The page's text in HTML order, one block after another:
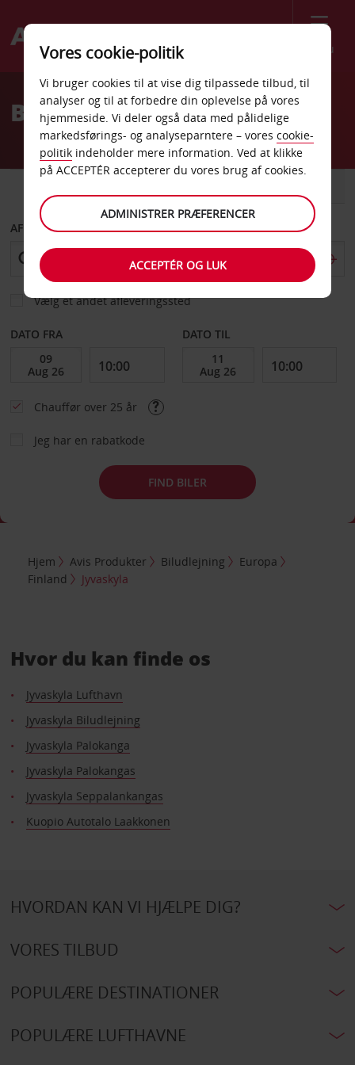
Menu
Welcome
AvisBilleje Jyvaskyla
AFHENT FRA
Vælg et andet afleveringssted
DATO FRA DATO TIL
Chauffør over 25 år
Jeg har en rabatkode
FIND BILER
Hjem Avis Produkter Biludlejning
Europa
Finland
Jyvaskyla
Hvor du kan finde os
Jyvaskyla Lufthavn
Jyvaskyla Biludlejning
Jyvaskyla Palokanga
Jyvaskyla Palokangas
Jyvaskyla Seppalankangas
Kuopio Autotalo Laakkonen
HVORDAN KAN VI HJÆLPE DIG?
VORES TILBUD
POPULÆRE DESTINATIONER
POPULÆRE LUFTHAVNE
Vores cookie-politik
Vi bruger cookies til at vise dig tilpassede tilbud, til
analyser og til at forbedre din oplevelse på vores
hjemmeside. Vi deler også data med pålidelige
markedsførings- og analyseparntere – vores cookie-
politik indeholder mere information. Ved at klikke
på ACCEPTÉR accepterer du vores brug af cookies.
ADMINISTRER PRÆFERENCER
ACCEPTÉR OG LUK